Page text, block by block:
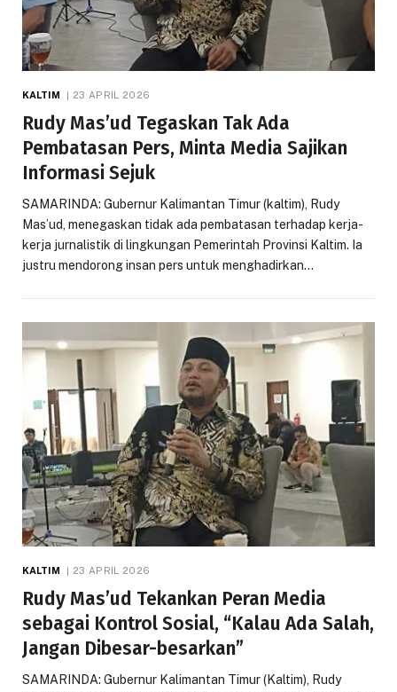
KALTIM 23 APRIL 2026
Rudy Mas’ud Tegaskan Tak Ada
Pembatasan Pers, Minta Media Sajikan
Informasi Sejuk
SAMARINDA: Gubernur Kalimantan Timur (kaltim), Rudy
Mas’ud, menegaskan tidak ada pembatasan terhadap kerja-
kerja jurnalistik di lingkungan Pemerintah Provinsi Kaltim. Ia
justru mendorong insan pers untuk menghadirkan…
KALTIM 23 APRIL 2026
Rudy Mas’ud Tekankan Peran Media
sebagai Kontrol Sosial, “Kalau Ada Salah,
Jangan Dibesar-besarkan”
SAMARINDA: Gubernur Kalimantan Timur (Kaltim), Rudy